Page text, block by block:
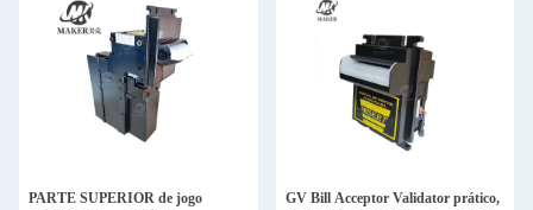
PARTE SUPERIOR de jogo
GV Bill Acceptor Validator prático,